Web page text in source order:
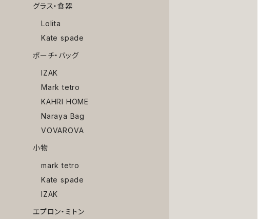
グラス・食器
Lolita
Kate spade
ポーチ・バッグ
IZAK
Mark tetro
KAHRI HOME
Naraya Bag
VOVAROVA
小物
mark tetro
Kate spade
IZAK
エプロン・ミトン